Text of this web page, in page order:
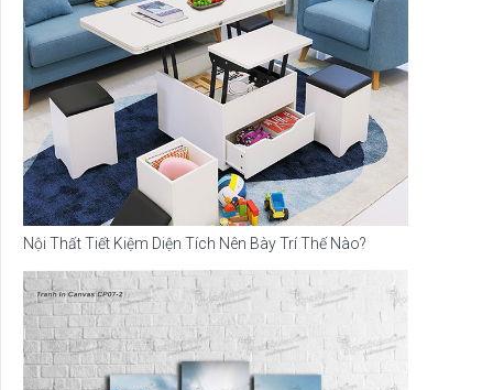
Nội Thất Tiết Kiệm Diện Tích Nên Bày Trí Thế Nào?